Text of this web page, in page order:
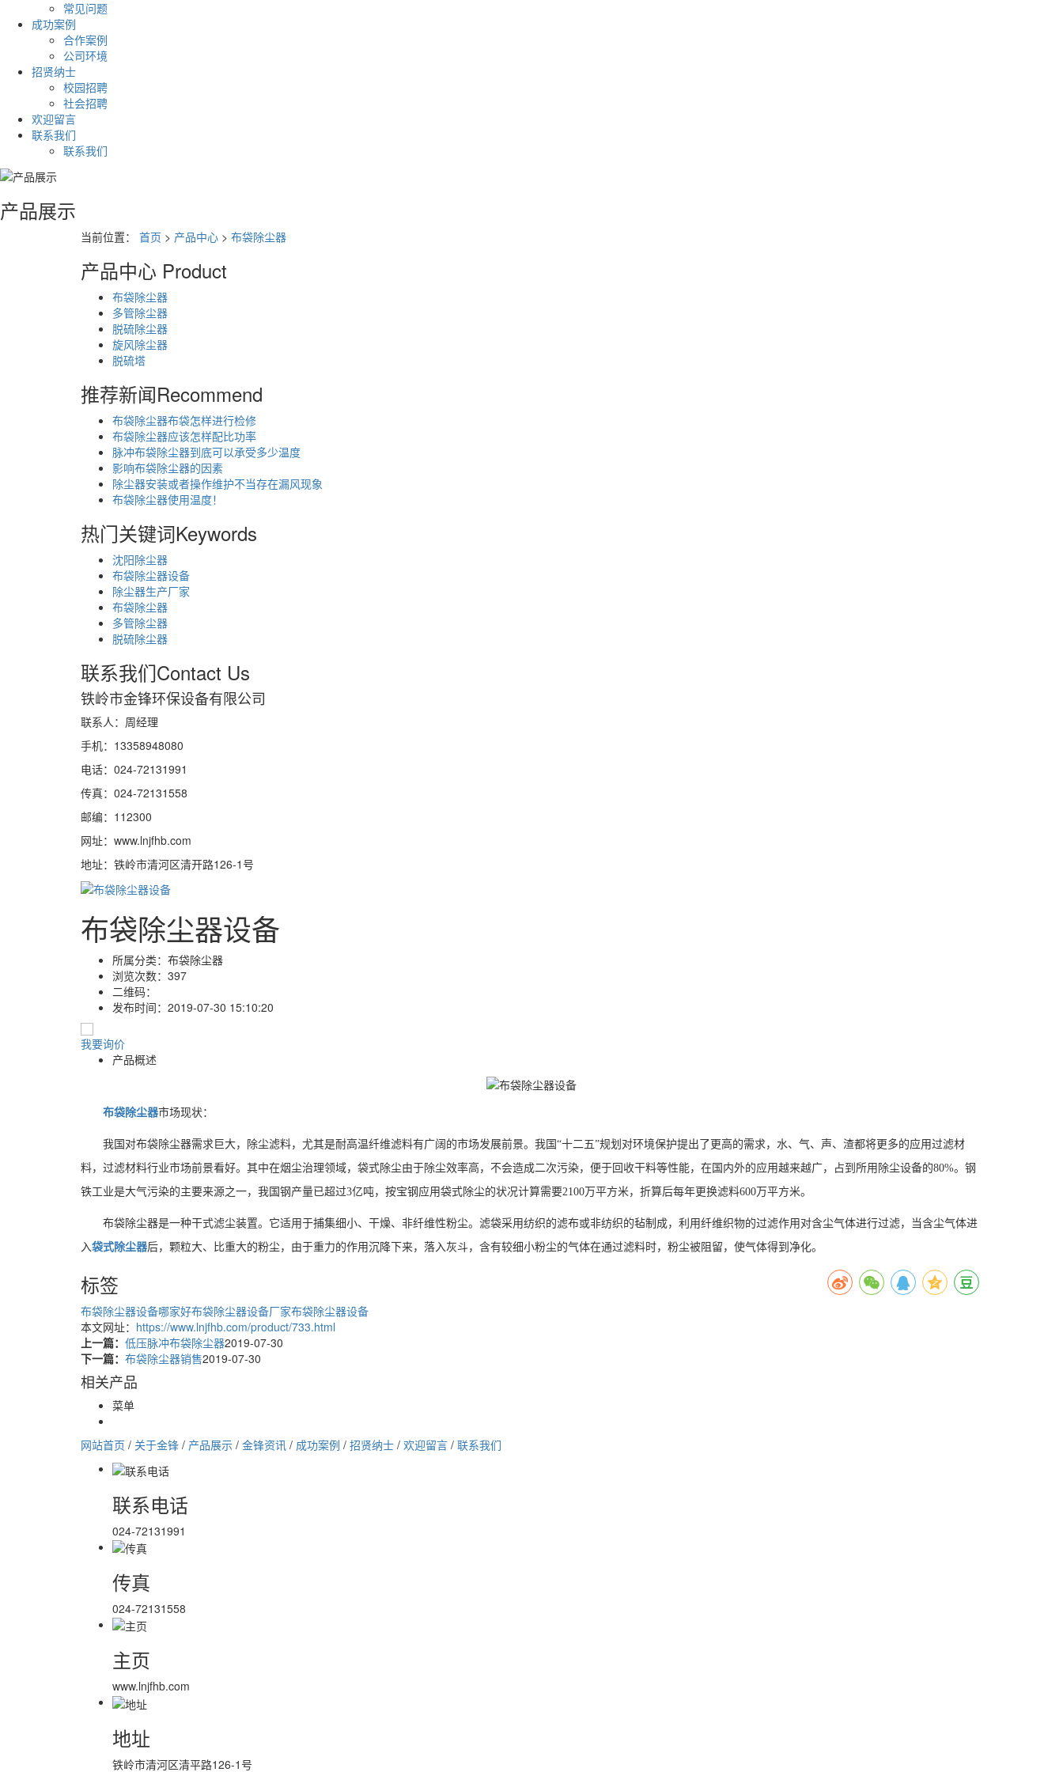
常见问题
成功案例
合作案例
公司环境
招贤纳士
校园招聘
社会招聘
欢迎留言
联系我们
联系我们
产品展示
当前位置： 首页 > 产品中心 > 布袋除尘器
产品中心 Product
布袋除尘器
多管除尘器
脱硫除尘器
旋风除尘器
脱硫塔
推荐新闻Recommend
布袋除尘器布袋怎样进行检修
布袋除尘器应该怎样配比功率
脉冲布袋除尘器到底可以承受多少温度
影响布袋除尘器的因素
除尘器安装或者操作维护不当存在漏风现象
布袋除尘器使用温度！
热门关键词Keywords
沈阳除尘器
布袋除尘器设备
除尘器生产厂家
布袋除尘器
多管除尘器
脱硫除尘器
联系我们Contact Us
铁岭市金锋环保设备有限公司
联系人：周经理
手机：13358948080
电话：024-72131991
传真：024-72131558
邮编：112300
网址：www.lnjfhb.com
地址：铁岭市清河区清开路126-1号
布袋除尘器设备
所属分类： 布袋除尘器
浏览次数： 397
二维码：
发布时间： 2019-07-30 15:10:20
我要询价
产品概述
布袋除尘器市场现状：
我国对布袋除尘器需求巨大，除尘滤料，尤其是耐高温纤维滤料有广阔的市场发展前景。我国“十二五”规划对环境保护提出了更高的需求，水、气、声、渣都将更多的应用过滤材
料，过滤材料行业市场前景看好。其中在烟尘治理领域，袋式除尘由于除尘效率高，不会造成二次污染，便于回收干料等性能，在国内外的应用越来越广，占到所用除尘设备的80%。钢
铁工业是大气污染的主要来源之一，我国钢产量已超过3亿吨，按宝钢应用袋式除尘的状况计算需要2100万平方米，折算后每年更换滤料600万平方米。
布袋除尘器是一种干式滤尘装置。它适用于捕集细小、干燥、非纤维性粉尘。滤袋采用纺织的滤布或非纺织的毡制成，利用纤维织物的过滤作用对含尘气体进行过滤，当含尘气体进
入袋式除尘器后，颗粒大、比重大的粉尘，由于重力的作用沉降下来，落入灰斗，含有较细小粉尘的气体在通过滤料时，粉尘被阻留，使气体得到净化。
标签
布袋除尘器设备哪家好布袋除尘器设备厂家布袋除尘器设备
本文网址： https://www.lnjfhb.com/product/733.html
上一篇： 低压脉冲布袋除尘器2019-07-30
下一篇： 布袋除尘器销售2019-07-30
相关产品
菜单
网站首页 / 关于金锋 / 产品展示 / 金锋资讯 / 成功案例 / 招贤纳士 / 欢迎留言 / 联系我们
联系电话
024-72131991
传真
024-72131558
主页
www.lnjfhb.com
地址
铁岭市清河区清平路126-1号